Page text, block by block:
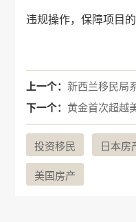
违规操作，保障项目的
上一个：
下一个：
投资移民 日本房
美国房产